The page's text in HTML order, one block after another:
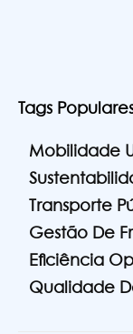
Tags
Mobilidade
Transporte
Gestão De
Eficiência
Qualidade